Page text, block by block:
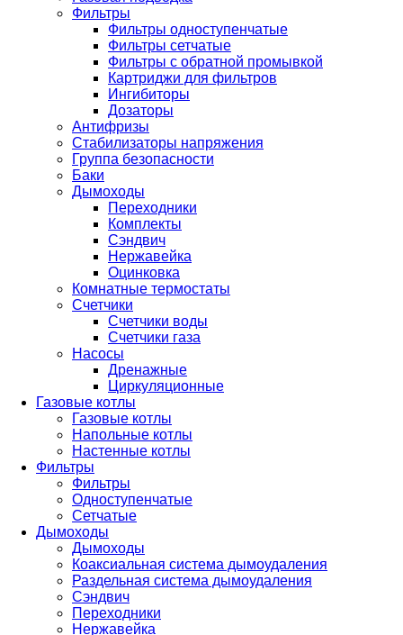
Фильтры
Фильтры одноступенчатые
Фильтры сетчатые
Фильтры с обратной промывкой
Картриджи для фильтров
Ингибиторы
Дозаторы
Антифризы
Стабилизаторы напряжения
Группа безопасности
Баки
Дымоходы
Переходники
Комплекты
Сэндвич
Нержавейка
Оцинковка
Комнатные термостаты
Счетчики
Счетчики воды
Счетчики газа
Насосы
Дренажные
Циркуляционные
Газовые котлы
Газовые котлы
Напольные котлы
Настенные котлы
Фильтры
Фильтры
Одноступенчатые
Сетчатые
Дымоходы
Дымоходы
Коаксиальная система дымоудаления
Раздельная система дымоудаления
Сэндвич
Переходники
Нержавейка